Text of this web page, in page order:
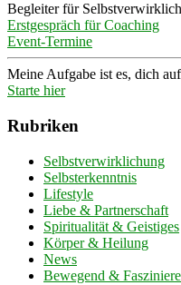
Begleiter für
Erstgespräch für Coaching
Event-Termine
Meine Aufgabe ist es, dich
Starte hier
Rubriken
Selbstverwirklichung
Selbsterkenntnis
Lifestyle
Liebe & Partnerschaft
Spiritualität & Geistiges
Körper & Heilung
News
Bewegend &